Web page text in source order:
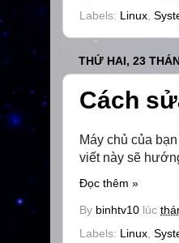
Labels: Linux,
THỨ HAI, 23
Cách
Máy chủ của
viết này sẽ
Đọc thêm »
By binhtv10 lúc
Labels: Linux,